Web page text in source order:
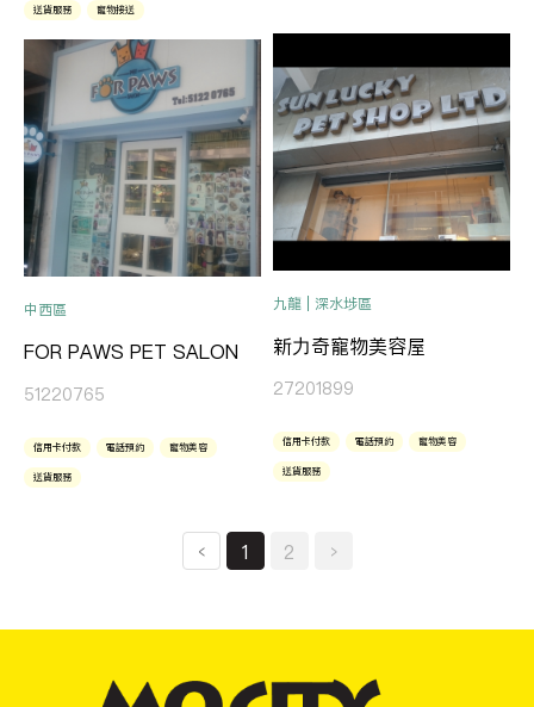
送貨服務 寵物接送
九龍 | 深水埗區
新力奇寵物美容屋
27201899
信用卡付款 電話預約 寵物美容
送貨服務
中西區
FOR PAWS PET SALON
51220765
信用卡付款 電話預約 寵物美容
送貨服務
‹ 1 2 ›